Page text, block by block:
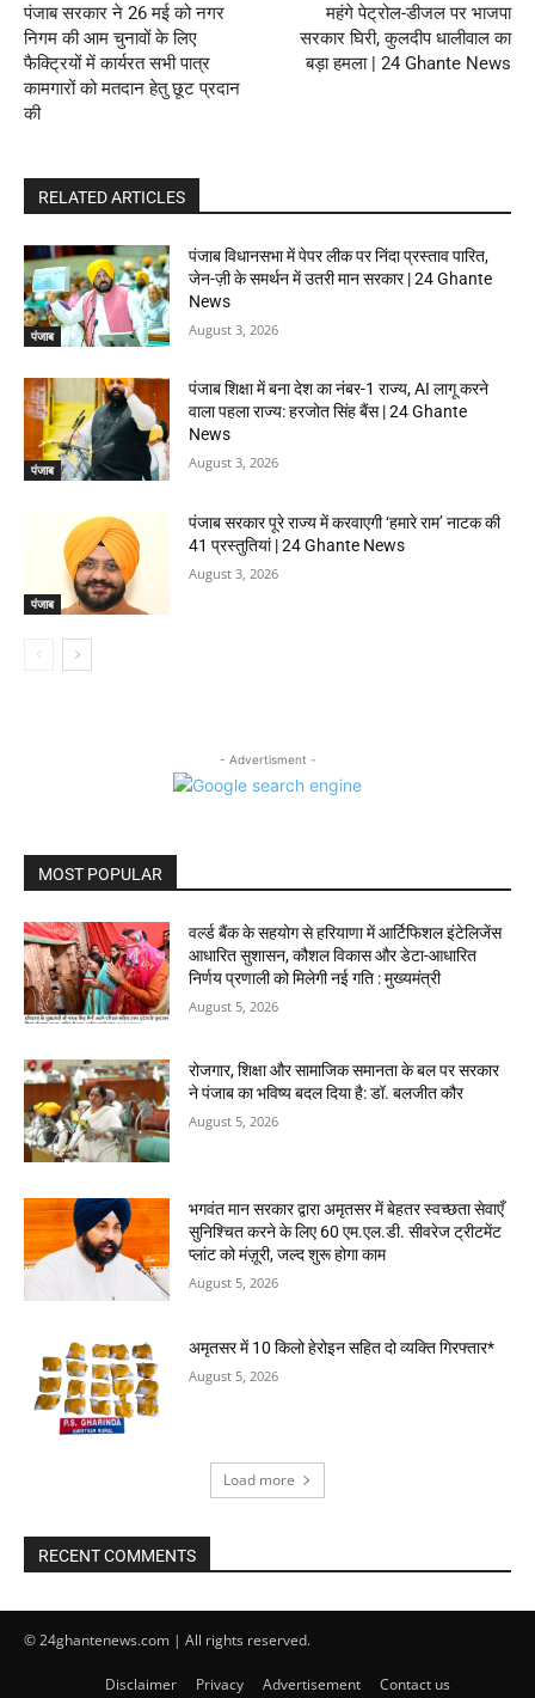
पंजाब सरकार ने 26 मई को नगर
निगम की आम चुनावों के लिए
फैक्ट्रियों में कार्यरत सभी पात्र
कामगारों को मतदान हेतु छूट प्रदान
की
महंगे पेट्रोल-डीजल पर भाजपा
सरकार घिरी, कुलदीप धालीवाल का
बड़ा हमला | 24 Ghante News
RELATED ARTICLES
पंजाब
पंजाब विधानसभा में पेपर लीक पर निंदा प्रस्ताव पारित,
जेन-ज़ी के समर्थन में उतरी मान सरकार | 24 Ghante
News
August 3, 2026
पंजाब
पंजाब शिक्षा में बना देश का नंबर-1 राज्य, AI लागू करने
वाला पहला राज्य: हरजोत सिंह बैंस | 24 Ghante
News
August 3, 2026
पंजाब
पंजाब सरकार पूरे राज्य में करवाएगी ‘हमारे राम’ नाटक की
41 प्रस्तुतियां | 24 Ghante News
August 3, 2026
- Advertisment -
MOST POPULAR
वर्ल्ड बैंक के सहयोग से हरियाणा में आर्टिफिशल इंटेलिजेंस
आधारित सुशासन, कौशल विकास और डेटा-आधारित
निर्णय प्रणाली को मिलेगी नई गति : मुख्यमंत्री
August 5, 2026
रोजगार, शिक्षा और सामाजिक समानता के बल पर सरकार
ने पंजाब का भविष्य बदल दिया है: डॉ. बलजीत कौर
August 5, 2026
भगवंत मान सरकार द्वारा अमृतसर में बेहतर स्वच्छता सेवाएँ
सुनिश्चित करने के लिए 60 एम.एल.डी. सीवरेज ट्रीटमेंट
प्लांट को मंज़ूरी, जल्द शुरू होगा काम
August 5, 2026
अमृतसर में 10 किलो हेरोइन सहित दो व्यक्ति गिरफ्तार*
August 5, 2026
Load more
RECENT COMMENTS
© 24ghantenews.com | All rights reserved.
Disclaimer Privacy Advertisement Contact us